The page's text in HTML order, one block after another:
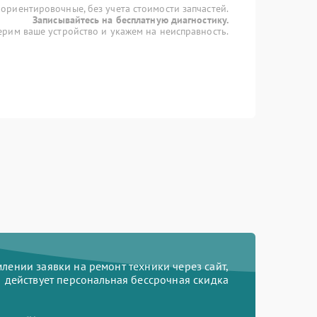
без учета стоимости запчастей.
Записывайтесь на бесплатную диагностику.
ваше устройство и укажем на неисправность.
заявки на ремонт техники через сайт,
действует персональная бессрочная скидка